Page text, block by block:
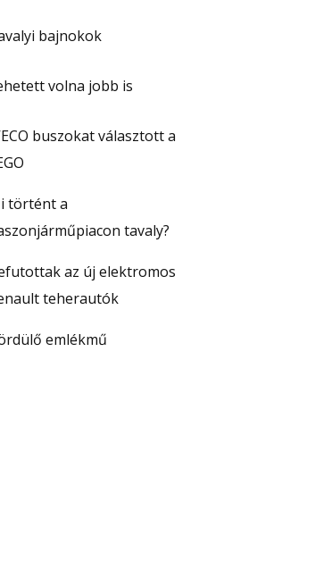
bajnokok
volna jobb is
buszokat választott a
történt a
tavaly?
az új elektromos
teherautók
emlékmű